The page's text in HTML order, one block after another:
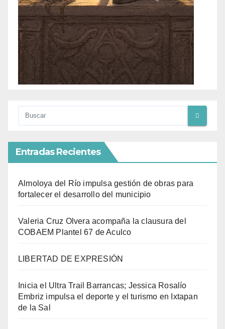
Entradas Recientes
Almoloya del Río impulsa gestión de obras para
fortalecer el desarrollo del municipio
Valeria Cruz Olvera acompaña la clausura del
COBAEM Plantel 67 de Aculco
LIBERTAD DE EXPRESIÓN
Inicia el Ultra Trail Barrancas; Jessica Rosalío
Embriz impulsa el deporte y el turismo en Ixtapan
de la Sal